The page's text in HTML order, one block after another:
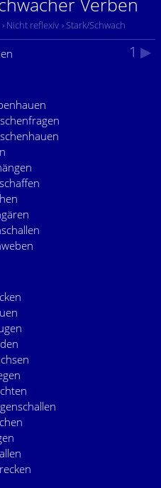
› Nicht reflexiv › Stark/Schwach
1 ▶